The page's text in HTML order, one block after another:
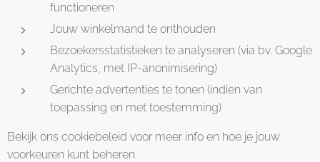
functioneren
Jouw winkelmand te onthouden
Bezoekersstatistieken te analyseren (via bv. Google
Analytics, met IP-anonimisering)
Gerichte advertenties te tonen (indien van
toepassing en met toestemming)
Bekijk ons cookiebeleid voor meer info en hoe je jouw
voorkeuren kunt beheren.